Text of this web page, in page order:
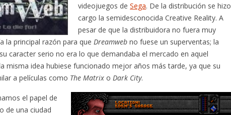
videojuegos deSega. De la distribución se hizo
cargo la semidesconocida Creative Reality. A
pesar de que la distribuidora no fuera muy
la principal razón para que Dreamweb no fuese un superventas; la
caracter serio no era lo que demandaba el mercado en aquel
misma idea hubiese funcionado mejor años más tarde, ya que su
a películas como The Matrix o Dark City.
el papel de
de una ciudad